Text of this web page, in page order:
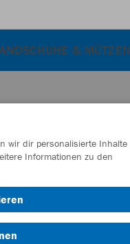
& MÜTZEN
wir dir personalisierte Inhalte
Informationen zu den